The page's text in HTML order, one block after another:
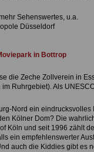
Sehenswertes, u.a.
Düsseldorf
in Bottrop
die Zeche Zollverein in
Ruhrgebiet). Als
Nord ein eindrucksvolles
Kölner Dom? Die
Köln und seit 1996 zählt
ein empfehlenswerter
auch die Kiddies gibt es